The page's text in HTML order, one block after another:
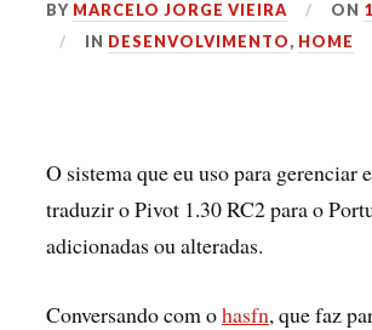
BY MARCELO JORGE VIEIRA ON
IN DESENVOLVIMENTO, HOME
O sistema que eu uso para gerenciar
traduzir o Pivot 1.30 RC2 para o
adicionadas ou alteradas.
Conversando com ohasfn, que faz